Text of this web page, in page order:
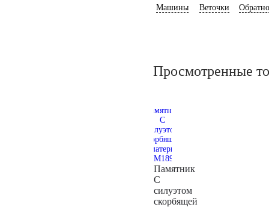
Машины Веточки
Просмотренные
Памятник
С
силуэтом
скорбящей